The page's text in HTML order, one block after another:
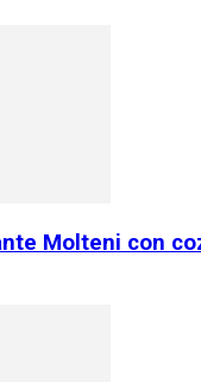
Molteni con